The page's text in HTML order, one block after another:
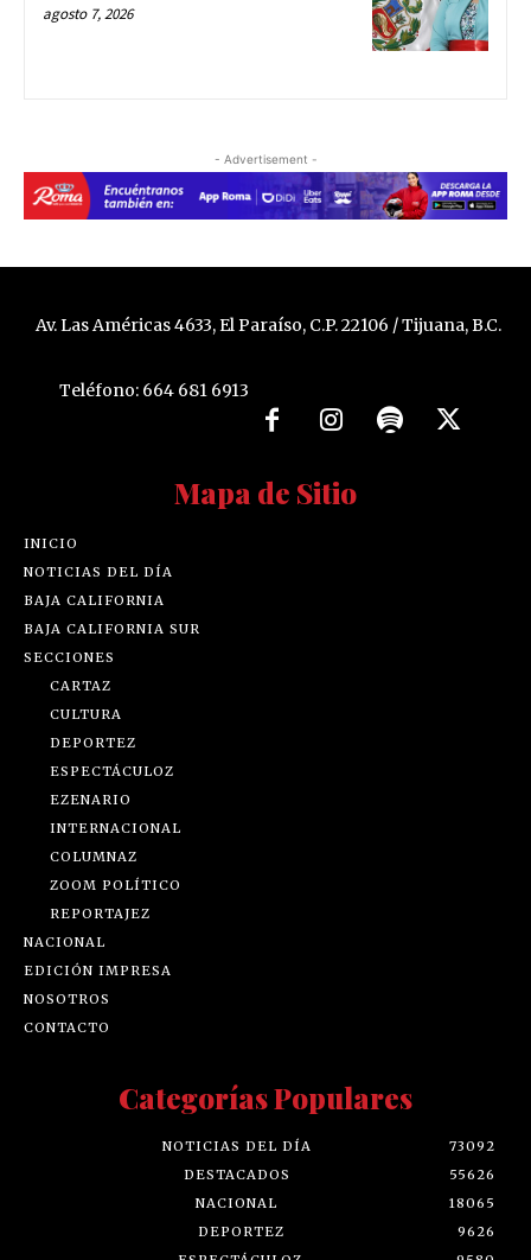
agosto 7, 2026
- Advertisement -
Av. Las Américas 4633, El Paraíso, C.P. 22106 / Tijuana, B.C.
Teléfono: 664 681 6913
Mapa de Sitio
INICIO
NOTICIAS DEL DÍA
BAJA CALIFORNIA
BAJA CALIFORNIA SUR
SECCIONES
CARTAZ
CULTURA
DEPORTEZ
ESPECTÁCULOZ
EZENARIO
INTERNACIONAL
COLUMNAZ
ZOOM POLÍTICO
REPORTAJEZ
NACIONAL
EDICIÓN IMPRESA
NOSOTROS
CONTACTO
Categorías Populares
NOTICIAS DEL DÍA
73092
DESTACADOS
55626
NACIONAL
18065
DEPORTEZ
9626